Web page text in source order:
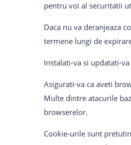
pentru voi al securitatii
Daca nu va deranjeaza
termene lungi de
Instalati-va si updatati-
Asigurati-va ca aveti
Multe dintre atacurile
browserelor.
Cookie-urile sunt